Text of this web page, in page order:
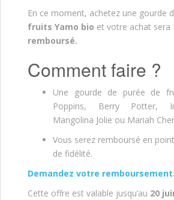
En ce moment, achetez une gourde
fruits Yamo bio et votre achat sera
remboursé.
Comment faire ?
Une gourde de purée de
Poppins, Berry Potter,
Mangolina Jolie ou Mariah
Vous serez remboursé en
de fidélité.
Demandez votre remboursement.
Cette offre est valable jusqu’au 20